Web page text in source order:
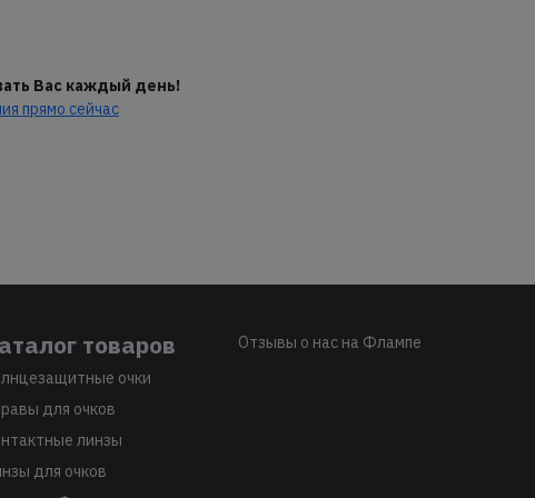
Вас каждый день!
прямо сейчас
товаров
очки
для очков
линзы
для очков
Отзывы о нас на Флампе